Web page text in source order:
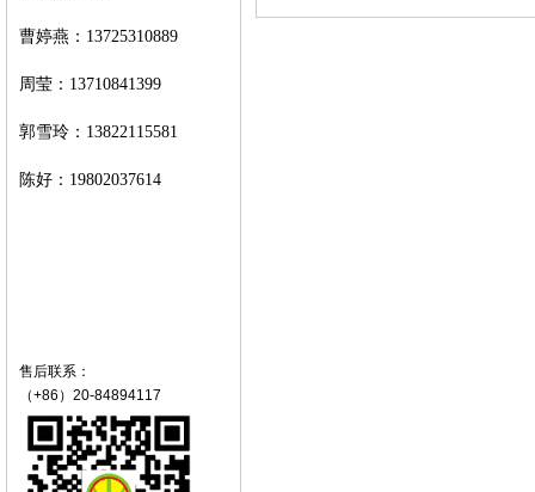
曹婷燕 ： 13725310889
周莹： 13710841399
郭雪玲： 13822115581
陈好： 19802037614
售后联系：
（+86）20-84894117